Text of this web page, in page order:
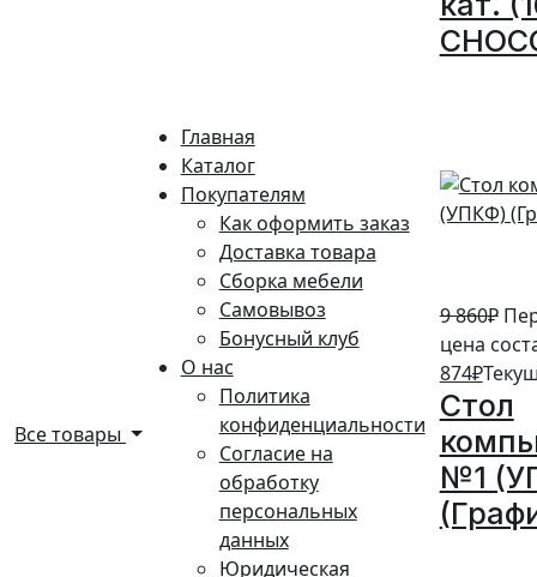
Все товары
Главная
Каталог
Покупателям
Как оформить заказ
Доставка товара
Сборка мебели
Самовывоз
Бонусный клуб
О нас
Политика
конфиденциальности
Согласие на
обработку
персональных
данных
Юридическая
9 860₽
цена
874₽
Стол
№1